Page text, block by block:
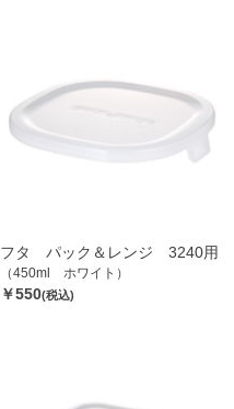
フタ パック＆レンジ 3240用
（450ml ホワイト）
￥550(税込)